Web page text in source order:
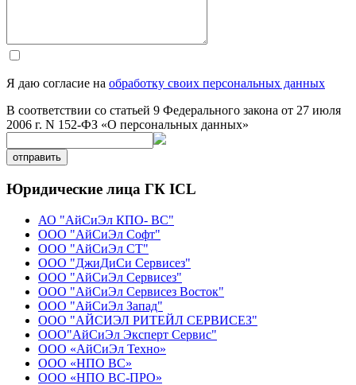
Я даю согласие на обработку своих персональных данных
В соответствии со статьей 9 Федерального закона от 27 июля
2006 г. N 152-ФЗ «О персональных данных»
отправить
Юридические лица ГК ICL
АО "АйСиЭл КПО- ВС"
ООО "АйСиЭл Софт"
ООО "АйСиЭл СТ"
ООО "ДжиДиСи Сервисез"
ООО "АйСиЭл Сервисез"
ООО "АйСиЭл Сервисез Восток"
ООО "АйСиЭл Запад"
ООО "АЙСИЭЛ РИТЕЙЛ СЕРВИСЕЗ"
ООО"АйСиЭл Эксперт Сервис"
ООО «АйСиЭл Техно»
ООО «НПО ВС»
ООО «НПО ВС-ПРО»